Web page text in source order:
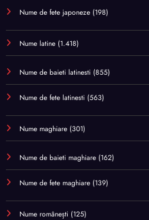
Nume de fete japoneze (198)
Nume latine (1.418)
Nume de baieti latinesti (855)
Nume de fete latinesti (563)
Nume maghiare (301)
Nume de baieti maghiare (162)
Nume de fete maghiare (139)
Nume românești (125)